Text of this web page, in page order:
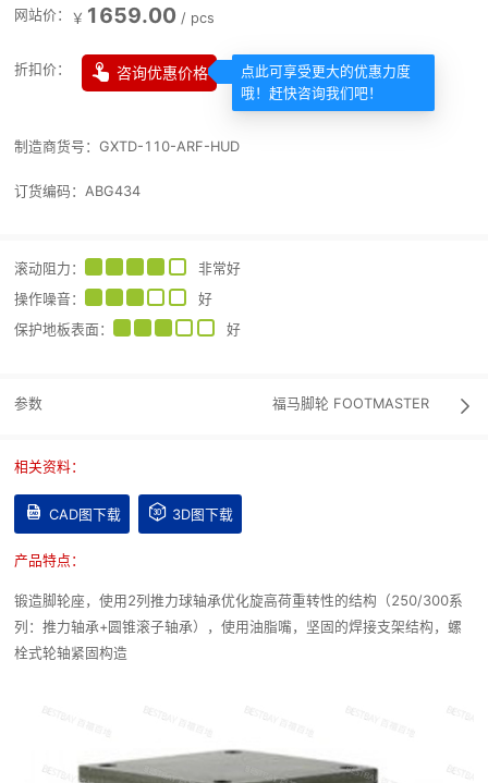
网站价： ￥ 1659.00 / pcs
折扣价：  咨询优惠价格
点此可享受更大的优惠力度
哦！赶快咨询我们吧！
制造商货号： GXTD-110-ARF-HUD
订货编码： ABG434
滚动阻力 ：
非常好
操作噪音 ：
好
保护地板表面 ： 好
参数 福马脚轮 FOOTMASTER 
相关资料：
 CAD图下载  3D图下载
产品特点：
锻造脚轮座，使用2列推力球轴承优化旋高荷重转性的结构（250/300系
列：推力轴承+圆锥滚子轴承），使用油脂嘴，坚固的焊接支架结构，螺
栓式轮轴紧固构造